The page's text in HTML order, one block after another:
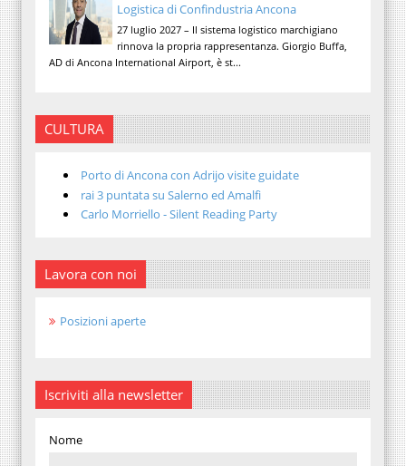
Logistica di Confindustria Ancona
27 luglio 2027 – Il sistema logistico marchigiano
rinnova la propria rappresentanza. Giorgio Buffa,
AD di Ancona International Airport, è st...
CULTURA
Porto di Ancona con Adrijo visite guidate
rai 3 puntata su Salerno ed Amalfi
Carlo Morriello - Silent Reading Party
Lavora con noi
Posizioni aperte
Iscriviti alla newsletter
Nome